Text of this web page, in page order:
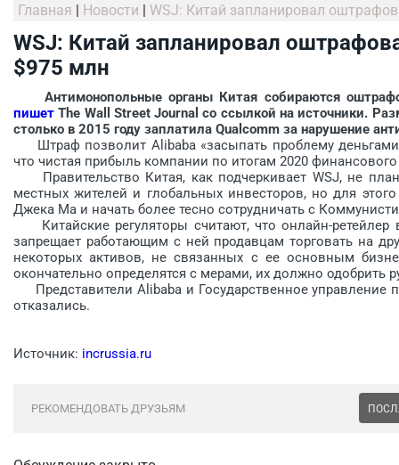
Главная | Новости | WSJ: Китай запланировал
WSJ: Китай запланировал
$975 млн
Антимонопольные органы Китая собираются
пишет The Wall Street Journal со ссылкой на источники.
столько в 2015 году заплатила Qualcomm за нарушение
Штраф позволит Alibaba «засыпать проблему
что чистая прибыль компании по итогам 2020
Правительство Китая, как подчеркивает WSJ, не
местных жителей и глобальных инвесторов, но для
Джека Ма и начать более тесно сотрудничать с
Китайские регуляторы считают, что онлайн-ретейлер
запрещает работающим с ней продавцам торговать на
некоторых активов, не связанных с ее основным
окончательно определятся с мерами, их должно одобрить
Представители Alibaba и Государственное управление
отказались.
Источник: incrussia.ru
РЕКОМЕНДОВАТЬ ДРУЗЬЯМ